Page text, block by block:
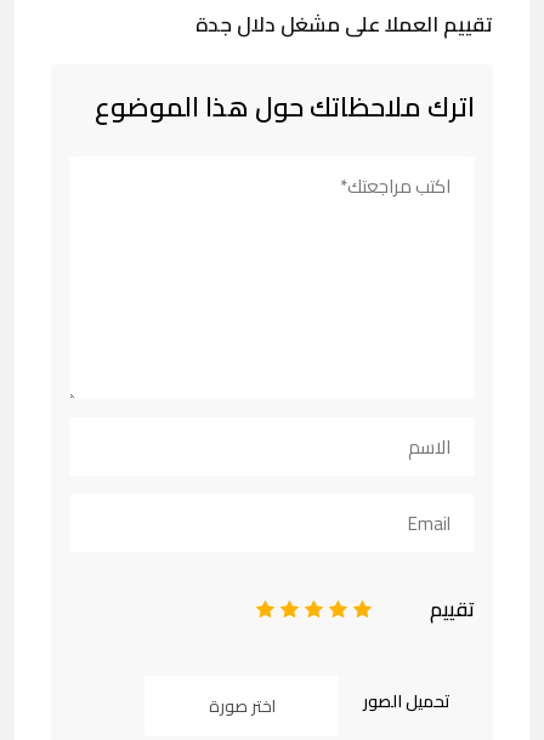
تقييم العملا على مشغل دلال جدة
اترك ملاحظاتك حول هذا الموضوع
تقييم 5
4
3
2
تحميل الصور اختر صورة